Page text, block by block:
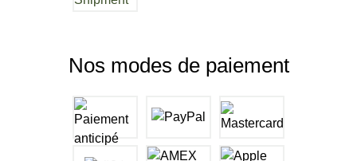
Nos modes de paiement